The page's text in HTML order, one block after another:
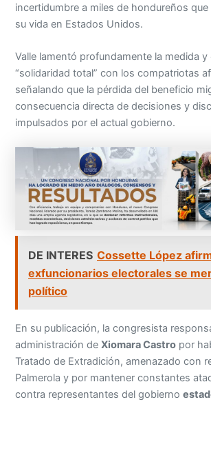
incertidumbre a miles de hondureños
su vida en Estados Unidos.
Valle lamentó profundamente la medida
“solidaridad total” con los compatriotas
señalando que la pérdida del beneficio
consecuencia directa de decisiones y
impulsados por el actual gobierno.
DE INTERES Cossette López
exfuncionarios electorales se
político
En su publicación, la congresista
administración deXiomara Castro por
Tratado de Extradición, amenazado con
Palmerola y por mantener constantes
contra representantes del gobierno